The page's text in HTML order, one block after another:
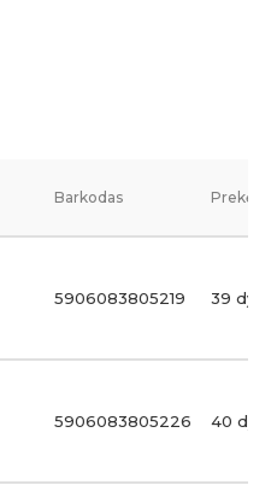
Barkodas Prekės
5906083805219 39 dydis
5906083805226 40